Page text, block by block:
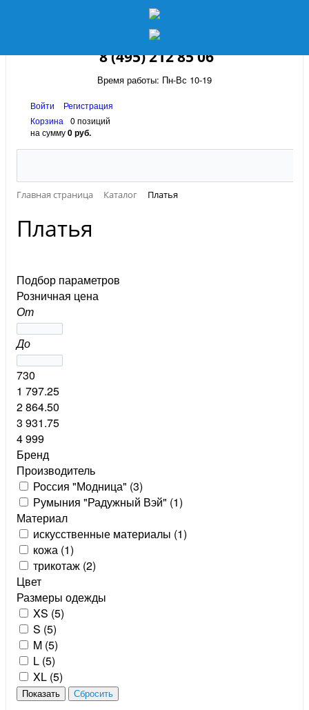
8 (495) 212 85 06
Время работы: Пн-Вс 10-19
Войти
Регистрация
Корзина
0 позиций
на сумму0 руб.
Главная страница Каталог Платья
Платья
Подбор параметров
Розничная цена
От
До
730
1 797.25
2 864.50
3 931.75
4 999
Бренд
Производитель
Россия "Модница" (3)
Румыния "Радужный Вэй" (1)
Материал
искусственные материалы (1)
кожа (1)
трикотаж (2)
Цвет
Размеры одежды
XS (5)
S (5)
M (5)
L (5)
XL (5)